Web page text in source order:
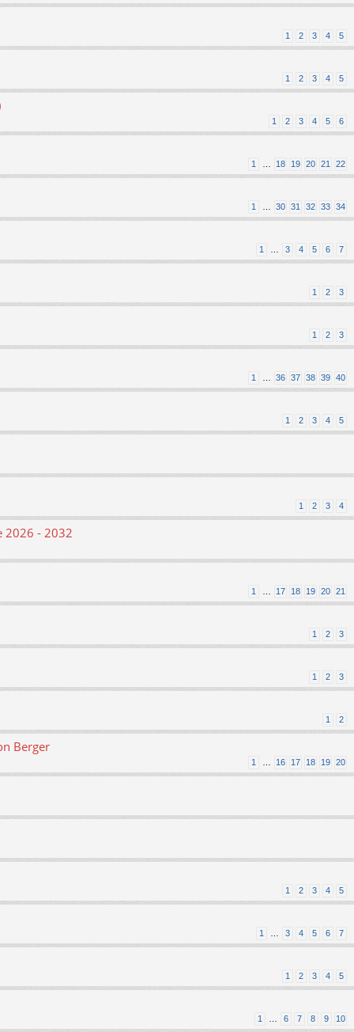
1 2 3 4 5
1 2 3 4 5
1 2 3 4 5 6
1 18 19 20 21 22
1 30 31 32 33 34
1 3 4 5 6 7
1 2 3
1 2 3
1 36 37 38 39 40
1 2 3 4 5
1 2 3 4
2026 - 2032
1 17 18 19 20 21
1 2 3
1 2 3
1 2
Berger
1 16 17 18 19 20
1 2 3 4 5
1 3 4 5 6 7
1 2 3 4 5
1 6 7 8 9 10